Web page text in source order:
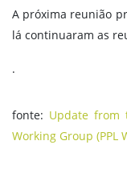
A próxima reunião
lá continuaram as
.
fonte: Update from
Working Group (PPL